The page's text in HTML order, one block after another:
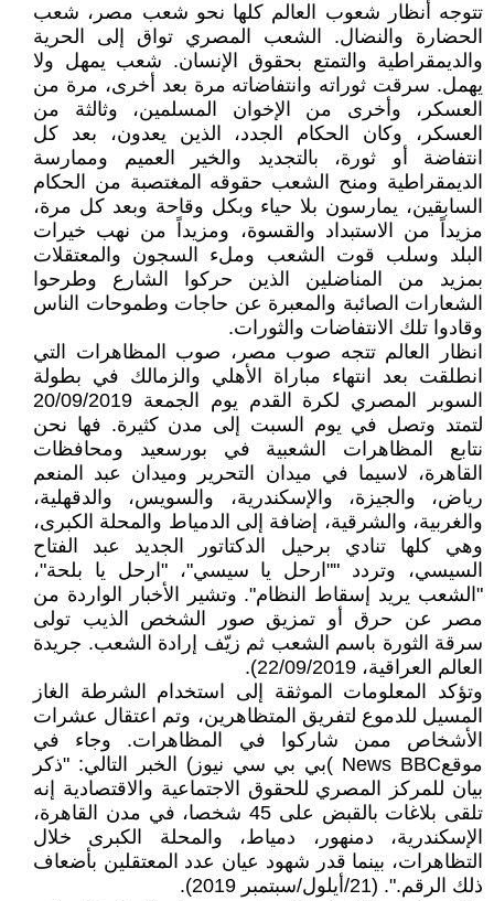
تتوجه أنظار شعوب العالم كلها نحو شعب مصر، شعب
الحضارة والنضال. الشعب المصري تواق إلى الحرية
والديمقراطية والتمتع بحقوق الإنسان. شعب يمهل ولا
يهمل. سرقت ثوراته وانتفاضاته مرة بعد أخرى، مرة من
العسكر، وأخرى من الإخوان المسلمين، وثالثة من
العسكر، وكان الحكام الجدد، الذين يعدون، بعد كل
انتفاضة أو ثورة، بالتجديد والخير العميم وممارسة
الديمقراطية ومنح الشعب حقوقه المغتصبة من الحكام
السابقين، يمارسون بلا حياء وبكل وقاحة وبعد كل مرة،
مزيداً من الاستبداد والقسوة، ومزيداً من نهب خيرات
البلد وسلب قوت الشعب وملء السجون والمعتقلات
بمزيد من المناضلين الذين حركوا الشارع وطرحوا
الشعارات الصائبة والمعبرة عن حاجات وطموحات الناس
وقادوا تلك الانتفاضات والثورات.
انظار العالم تتجه صوب مصر، صوب المظاهرات التي
انطلقت بعد انتهاء مباراة الأهلي والزمالك في بطولة
السوبر المصري لكرة القدم يوم الجمعة 20/09/2019
لتمتد وتصل في يوم السبت إلى مدن كثيرة. فها نحن
نتابع المظاهرات الشعبية في بورسعيد ومحافظات
القاهرة، لاسيما في ميدان التحرير وميدان عبد المنعم
رياض، والجيزة، والإسكندرية، والسويس، والدقهلية،
والغربية، والشرقية، إضافة إلى الدمياط والمحلة الكبرى،
وهي كلها تنادي برحيل الدكتاتور الجديد عبد الفتاح
السيسي، وتردد ""ارحل يا سيسي"، "ارحل يا بلحة"،
"الشعب يريد إسقاط النظام". وتشير الأخبار الواردة من
مصر عن حرق أو تمزيق صور الشخص الذيب تولى
سرقة الثورة باسم الشعب ثم زيّف إرادة الشعب. جريدة
العالم العراقية، 22/09/2019).
وتؤكد المعلومات الموثقة إلى استخدام الشرطة الغاز
المسيل للدموع لتفريق المتظاهرين، وتم اعتقال عشرات
الأشخاص ممن شاركوا في المظاهرات. وجاء في
موقعNews BBC )بي بي سي نيوز) الخبر التالي: "ذكر
بيان للمركز المصري للحقوق الاجتماعية والاقتصادية إنه
تلقى بلاغات بالقبض على 45 شخصا، في مدن القاهرة،
الإسكندرية، دمنهور، دمياط، والمحلة الكبرى خلال
التظاهرات، بينما قدر شهود عيان عدد المعتقلين بأضعاف
ذلك الرقم.". (21/أيلول/سبتمبر 2019).